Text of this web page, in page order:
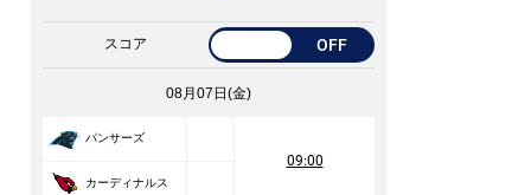
スコア OFF
08月07日(金)
パンサーズ
09:00
カーディナルス